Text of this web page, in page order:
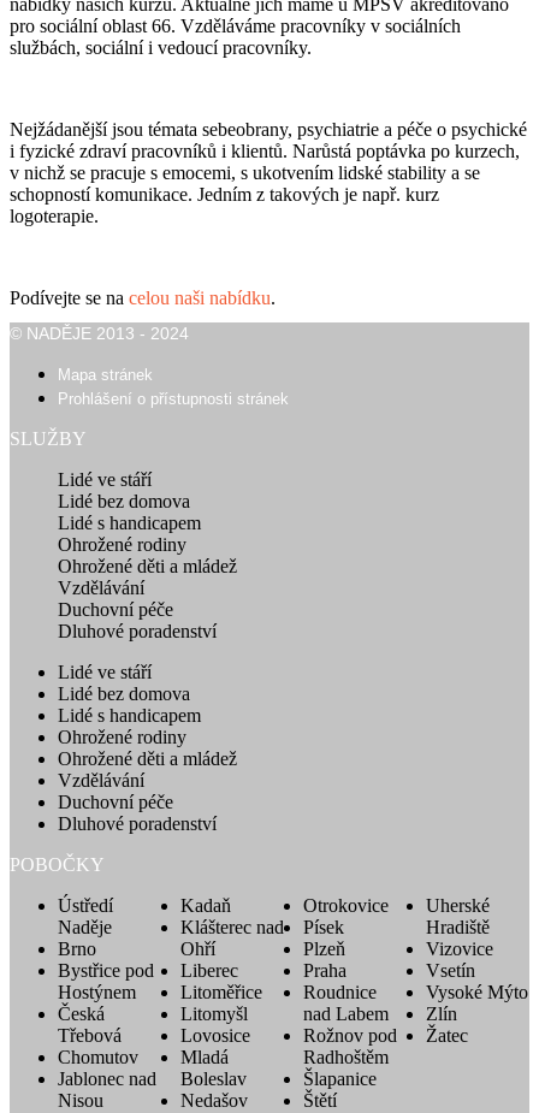
pro sociální oblast 66. Vzděláváme pracovníky v sociálních
službách, sociální i vedoucí pracovníky.
Nejžádanější jsou témata sebeobrany, psychiatrie a péče o psychické
i fyzické zdraví pracovníků i klientů. Narůstá poptávka po kurzech,
v nichž se pracuje s emocemi, s ukotvením lidské stability a se
schopností komunikace. Jedním z takových je např. kurz
logoterapie.
Podívejte se na celou naši nabídku.
© NADĚJE 2013 - 2024
Mapa stránek
Prohlášení o přístupnosti stránek
SLUŽBY
Lidé ve stáří
Lidé bez domova
Lidé s handicapem
Ohrožené rodiny
Ohrožené děti a mládež
Vzdělávání
Duchovní péče
Dluhové poradenství
Lidé ve stáří
Lidé bez domova
Lidé s handicapem
Ohrožené rodiny
Ohrožené děti a mládež
Vzdělávání
Duchovní péče
Dluhové poradenství
POBOČKY
Ústředí
Naděje
Brno
Bystřice pod
Hostýnem
Česká
Třebová
Chomutov
Jablonec nad
Nisou
Kadaň
Klášterec nad
Ohří
Liberec
Litoměřice
Litomyšl
Lovosice
Mladá
Boleslav
Nedašov
Otrokovice
Písek
Plzeň
Praha
Roudnice
nad Labem
Rožnov pod
Radhoštěm
Šlapanice
Štětí
Uherské
Hradiště
Vizovice
Vsetín
Vysoké Mýto
Zlín
Žatec